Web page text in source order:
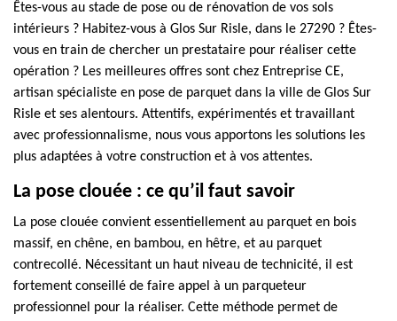
Êtes-vous au stade de pose ou de rénovation de vos sols
intérieurs ? Habitez-vous à Glos Sur Risle, dans le 27290 ? Êtes-
vous en train de chercher un prestataire pour réaliser cette
opération ? Les meilleures offres sont chez Entreprise CE,
artisan spécialiste en pose de parquet dans la ville de Glos Sur
Risle et ses alentours. Attentifs, expérimentés et travaillant
avec professionnalisme, nous vous apportons les solutions les
plus adaptées à votre construction et à vos attentes.
La pose clouée : ce qu’il faut savoir
La pose clouée convient essentiellement au parquet en bois
massif, en chêne, en bambou, en hêtre, et au parquet
contrecollé. Nécessitant un haut niveau de technicité, il est
fortement conseillé de faire appel à un parqueteur
professionnel pour la réaliser. Cette méthode permet de